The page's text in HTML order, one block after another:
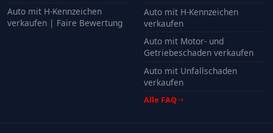
Auto mit H-Kennzeichen
verkaufen | Faire Bewertung
Auto mit H-Kennzeichen
verkaufen
Auto mit Motor- und
Getriebeschaden verkaufen
Auto mit Unfallschaden
verkaufen
Alle FAQ